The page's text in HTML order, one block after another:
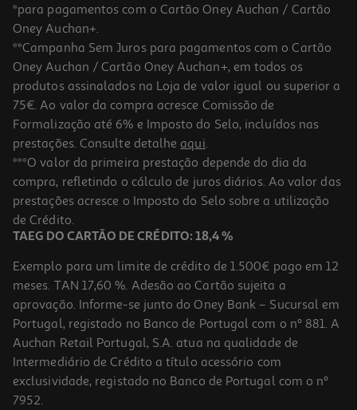
5.0
Fronhas Para Almofadas Lasa Branco Pack 2 Pcs 50x80 Cm
9.99 €/un
9,99 €
*para pagamentos com o Cartão Oney Auchan / Cartão
Oney Auchan+.
**Campanha Sem Juros para pagamentos com o Cartão
Oney Auchan / Cartão Oney Auchan+, em todos os
produtos assinalados na Loja de valor igual ou superior a
75€. Ao valor da compra acresce Comissão de
Formalização até 6% e Imposto do Selo, incluídos nas
prestações. Consulte detalhe aqui.
***O valor da primeira prestação depende do dia da
compra, refletindo o cálculo de juros diários. Ao valor das
prestações acresce o Imposto do Selo sobre a utilização
de Crédito.
TAEG DO CARTÃO DE CRÉDITO: 18,4 %
Exemplo para um limite de crédito de 1.500€ pago em 12
meses. TAN 17,60 %. Adesão ao Cartão sujeita a
aprovação. Informe-se junto do Oney Bank – Sucursal em
Portugal, registado no Banco de Portugal com o nº 881. A
Auchan Retail Portugal, S.A. atua na qualidade de
Intermediário de Crédito a título acessório com
exclusividade, registado no Banco de Portugal com o nº
7952.